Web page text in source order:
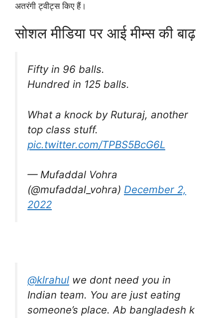
अतरंगी ट्वीट्स किए हैं।
सोशल मीडिया पर आई मीम्स की बाढ़
Fifty in 96 balls.
Hundred in 125 balls.
What a knock by Ruturaj, another
top class stuff.
pic.twitter.com/TPBS5BcG6L
— Mufaddal Vohra
(@mufaddal_vohra) December 2,
2022
@klrahul we dont need you in
Indian team. You are just eating
someone’s place. Ab bangladesh k